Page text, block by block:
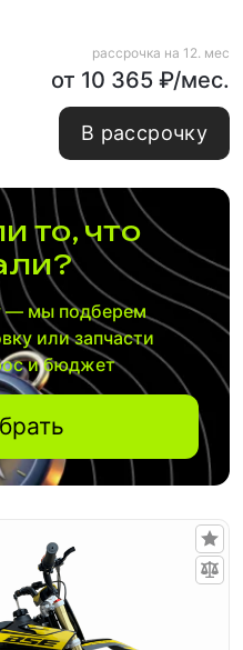
рассрочка на 12. мес
от 10 365 ₽/мес.
В рассрочку
то, что
— мы подберем
или запчасти
и бюджет